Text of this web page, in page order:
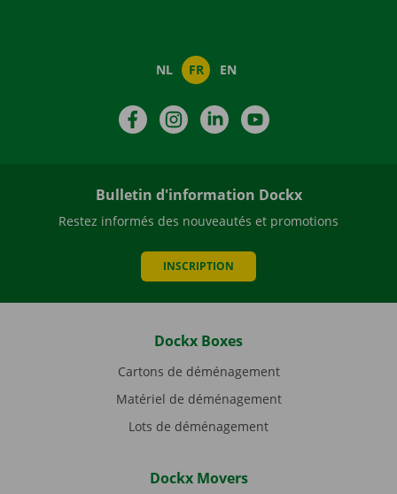
NL FR EN
FacebookInstagramLinkedIn
Bulletin d'information Dockx
Restez informés des nouveautés et promotions
INSCRIPTION
Dockx Boxes
Cartons de déménagement
Matériel de déménagement
Lots de déménagement
Dockx Movers